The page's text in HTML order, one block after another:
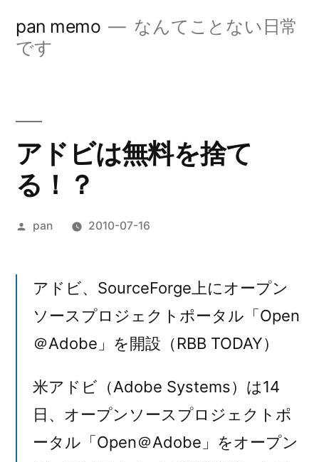
pan memo
なんてことない日常
です
アドビは無料を捨て
る！？
投
pan 2010-07-16
アドビ、SourceForge上にオープン
ソースプロジェクトポータル「Open
＠Adobe」を開設（RBB TODAY）
米アドビ（Adobe Systems）は14
日、オープンソースプロジェクトポ
ータル「Open＠Adobe」をオープン